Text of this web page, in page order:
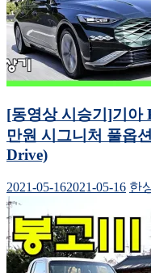
[동영상 시승기]기아
만원 시그니처 풀옵
Drive)
2021-05-162021-05-16 한